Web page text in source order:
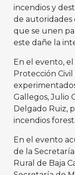
incendios y
de autoridades
que se unen
este dañe la
En el evento,
Protección
Gallegos, Julio
Delgado Ruiz,
incendios
En el evento
de la
Rural de Baja